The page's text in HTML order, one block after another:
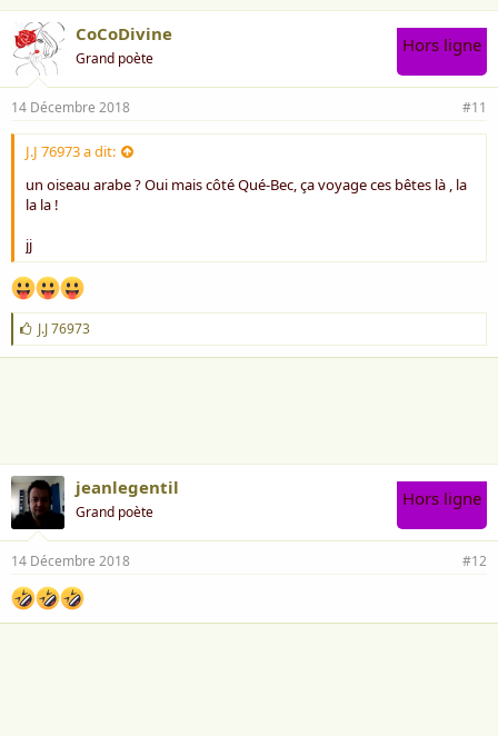
CoCoDivine
Grand poète
Hors ligne
14 Décembre 2018 #11
J.J 76973 a dit:
un oiseau arabe ? Oui mais côté Qué-Bec, ça voyage ces bêtes là , la
la la !
jj
J
'
a
J.J 76973
jeanlegentil
Grand poète
Hors ligne
14 Décembre 2018 #12